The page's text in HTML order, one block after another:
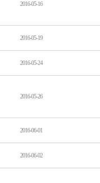
2016-05-16
2016-05-19
2016-05-24
2016-05-26
2016-06-01
2016-06-02